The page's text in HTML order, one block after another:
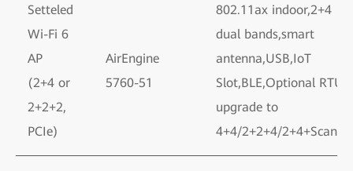
Setteled
Wi-Fi 6
AP
(2+4 or
2+2+2,
PCIe)
AirEngine
5760-51
802.11ax indoor,2+4
dual bands,smart
antenna,USB,IoT
Slot,BLE,Optional RTU
upgrade to
4+4/2+2+4/2+4+Scan